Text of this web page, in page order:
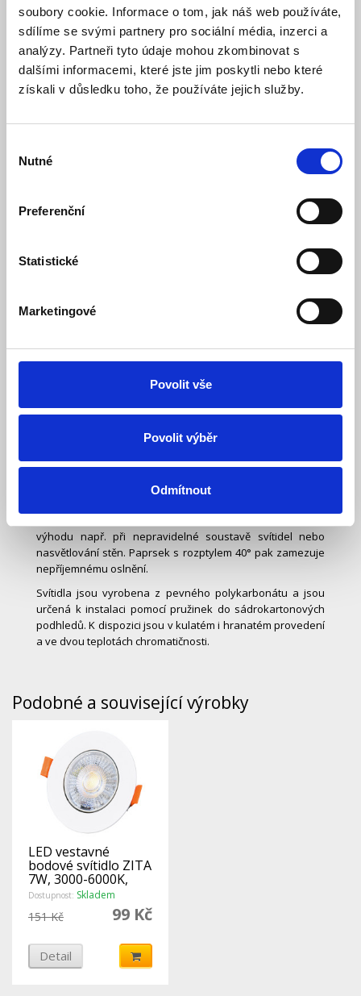
soubory cookie. Informace o tom, jak náš web používáte,
sdílíme se svými partnery pro sociální média, inzerci a
analýzy. Partneři tyto údaje mohou zkombinovat s
dalšími informacemi, které jste jim poskytli nebo které
získali v důsledku toho, že používáte jejich služby.
souhlasu
Nutné
Preferenční
Statistické
Marketingové
Povolit vše
Povolit výběr
Odmítnout
Model: LED-DLS-5W/4100 | Výrobce:ECOLITE
Produktové číslo: 745 / 003804
Doporučená koncová cena s DPH:
Vaše cena bez DPH:
73,55 Kč
Množství
Specifikace
Vestavné downlight svítidlo BARI o svítivosti 520Lm jsou
bodovky, které využívaly zdroje typu GU10. Kromě nižšího
profilu se vyznačují integrovaným driverem, takže se
výhodu např. při nepravidelné soustavě svítidel nebo
nasvětlování stěn. Paprsek s rozptylem 40° pak zamezuje
nepříjemnému oslnění.
Svítidla jsou vyrobena z pevného polykarbonátu a jsou
určená k instalaci pomocí pružinek do sádrokartonových
podhledů. K dispozici jsou v kulatém i hranatém provedení
a ve dvou teplotách chromatičnosti.
Podobné a související výrobky
LED vestavné
bodové svítidlo ZITA
7W, 3000-6000K,
560Lm, bílé
Dostupnost: Skladem
99 Kč
151 Kč
Detail